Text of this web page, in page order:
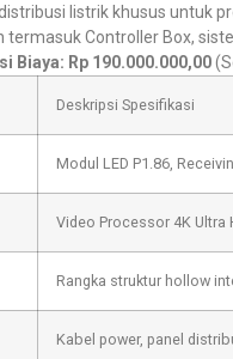
listrik khusus untuk
termasuk Controller Box,
Biaya: Rp 190.000.000,00
Deskripsi Spesifikasi
Modul LED P1.86,
Video Processor 4K Ultra
Rangka struktur hollow
Kabel power, panel